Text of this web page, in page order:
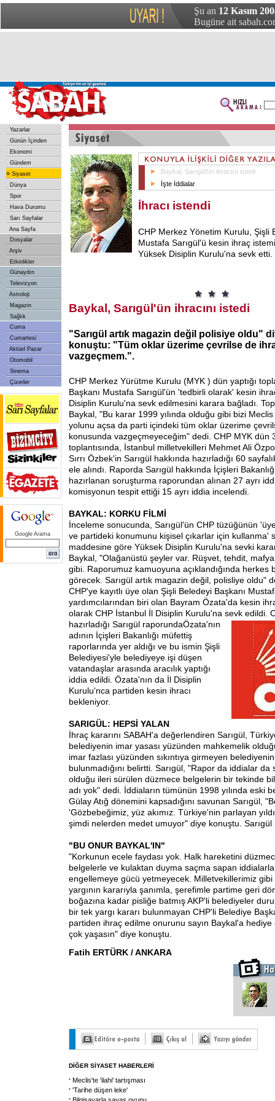
Şu an 12 Kasım
Bugüne ait
Yazarlar
Günün İçinden
Ekonomi
Gündem
» Siyaset
Dünya
Spor
Hava Durumu
Sarı Sayfalar
Ana Sayfa
Dosyalar
Arşiv
Etkinlikler
Günaydın
Televizyon
Astroloji
Magazin
Sağlık
Cuma
Cumartesi
Aktüel Pazar
Otomobil
Sinema
Çizerler
Google Arama
Baykal, Sarıgül'ün ihracını istedi
İşte İddialar
İhracı istendi
CHP Merkez Yönetim Kurulu, Şişli
Mustafa Sarıgül'ü kesin ihraç
Yüksek Disiplin Kurulu'na sevk etti.
Baykal, Sarıgül'ün ihracını istedi
"Sarıgül artık magazin değil polisiye oldu"
konuştu: "Tüm oklar üzerime çevrilse de
vazgeçmem.".
CHP Merkez Yürütme Kurulu (MYK ) dün yaptığı
Başkanı Mustafa Sarıgül'ün 'tedbirli olarak' kesin
Disiplin Kurulu'na sevk edilmesini karara bağladı.
Baykal, "Bu karar 1999 yılında olduğu gibi bizi Meclis
yolunu açsa da parti içindeki tüm oklar üzerime
konusunda vazgeçmeyeceğim" dedi. CHP MYK dün
toplantısında, İstanbul milletvekilleri Mehmet Ali
Sırrı Özbek'in Sarıgül hakkında hazırladığı 60
ele alındı. Raporda Sarıgül hakkında İçişleri
hazırlanan soruşturma raporundan alınan 27 ayrı
komisyonun tespit ettiği 15 ayrı iddia incelendi.
BAYKAL: KORKU FİLMİ
İnceleme sonucunda, Sarıgül'ün CHP tüzüğünün
ve partideki konumunu kişisel çıkarlar için kullanma'
maddesine göre Yüksek Disiplin Kurulu'na sevki
Baykal, "Olağanüstü şeyler var. Rüşvet, tehdit,
gibi. Raporumuz kamuoyuna açıklandığında herkes
görecek. Sarıgül artık magazin değil, polisliye oldu"
CHP'ye kayıtlı üye olan Şişli Beledeyi Başkanı
yardımcılarından biri olan Bayram Özata'da kesin
olarak CHP İstanbul İl Disiplin Kurulu'na sevk edildi.
hazırladığı Sarıgül raporundaÖzata'nın
adının İçişleri Bakanlığı müfettiş
raporlarında yer aldığı ve bu ismin Şişli
Belediyesi'yle belediyeye işi düşen
vatandaşlar arasında aracılık yaptığı
iddia edildi. Özata'nın da İl Disiplin
Kurulu'nca partiden kesin ihracı
bekleniyor.
SARIGÜL: HEPSİ YALAN
İhraç kararını SABAH'a değerlendiren Sarıgül,
belediyenin imar yasası yüzünden mahkemelik
imar fazlası yüzünden sıkıntıya girmeyen
bulunmadığını belirtti. Sarıgül, "Rapor da iddialar
olduğu ileri sürülen düzmece belgelerin bir tekinde
adı yok" dedi. İddiaların tümünün 1998 yılında eski
Gülay Atığ dönemini kapsadığını savunan Sarıgül,
'Gözbebeğimiz, yüz akımız. Türkiye'nin parlayan
şimdi nelerden medet umuyor" diye konuştu.
"BU ONUR BAYKAL'IN"
"Korkunun ecele faydası yok. Halk hareketini
belgelerle ve kulaktan duyma saçma sapan
engellemeye gücü yetmeyecek. Milletvekillerimiz
yargının kararıyla şanımla, şerefimle partime geri
boğazına kadar pisliğe batmış AKP'li belediyeler
bir tek yargı kararı bulunmayan CHP'li Belediye
partiden ihraç edilme onurunu sayın Baykal'a
çok yaşasın" diye konuştu.
Fatih ERTÜRK / ANKARA
DİĞER SİYASET HABERLERİ
Meclis'te 'ilahi' tartışması
'Tarihe düşen leke'